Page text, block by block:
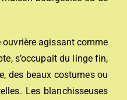
agissant comme
s’occupait du linge fin,
des beaux costumes ou
Les blanchisseuses